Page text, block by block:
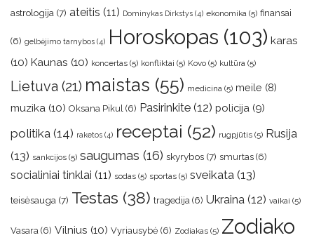
astrologija (7) ateitis (11) Dominykas Dirkstys (4) ekonomika (5) finansai
(6) gelbėjimo tarnybos (4) Horoskopas (103) karas
(10) Kaunas (10) koncertas (5) konfliktai (5) Kovo (5) kultūra (5)
Lietuva (21) maistas (55) medicina (5) meile (8)
muzika (10) Oksana Pikul (6) Pasirinkite (12) policija (9)
politika (14) raketos (4) receptai (52) rugpjūtis (5) Rusija
(13) sankcijos (5) saugumas (16) skyrybos (7) smurtas (6)
socialiniai tinklai (11) sodas (5) sportas (5) sveikata (13)
teisėsauga (7) Testas (38) tragedija (6) Ukraina (12) vaikai (5)
Vasara (6) Vilnius (10) Vyriausybė (6) Zodiakas (5) Zodiako